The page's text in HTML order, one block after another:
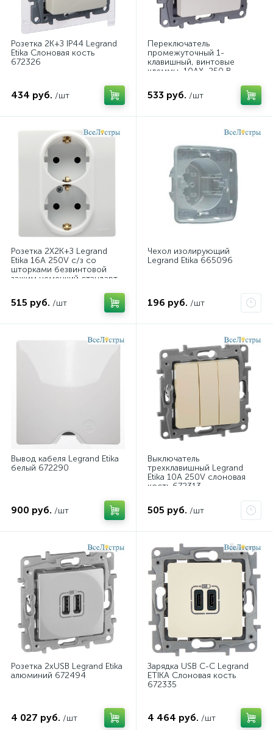
Розетка 2К+З IP44 Legrand
Etika Слоновая кость
672326
434 руб. /шт
Переключатель
промежуточный 1-
клавишный, винтовые
клеммы, 10AX, 250 В
кость 672349
533 руб. /шт
Розетка 2X2К+З Legrand
Etika 16A 250V с/з со
шторками безвинтовой
зажим немецкий стандарт
515 руб. /шт
Чехол изолирующий
Legrand Etika 665096
196 руб. /шт
Вывод кабеля Legrand Etika
белый 672290
900 руб. /шт
Выключатель
трехклавишный Legrand
Etika 10A 250V слоновая
кость 672313
505 руб. /шт
Розетка 2хUSB Legrand Etika
алюминий 672494
4 027 руб. /шт
Зарядка USB C-C Legrand
ETIKA Слоновая кость
672335
4 464 руб. /шт